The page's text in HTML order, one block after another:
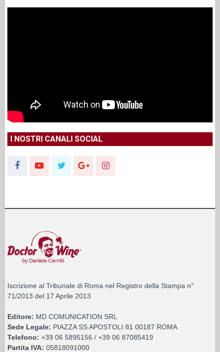
I NOSTRI CANALI SOCIAL
Iscrizione al Tribunale di Roma nel Registro della Stampa n°
71/2013 del 17 Aprile 2013
Editore: MD COMUNICATION SRL
Sede Legale: PIAZZA SS APOSTOLI 81 00187 ROMA
Telefono: +39 06 5895156 / +39 06 87085419
Partita IVA: 05818091000